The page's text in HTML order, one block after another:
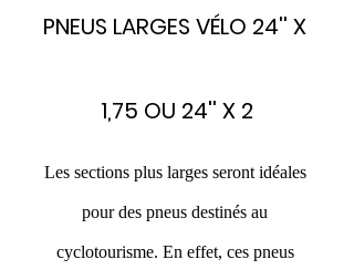
PNEUS LARGES VÉLO 24'' X
1,75 OU 24'' X 2
Les sections plus larges seront idéales
pour des pneus destinés au
cyclotourisme. En effet, ces pneus